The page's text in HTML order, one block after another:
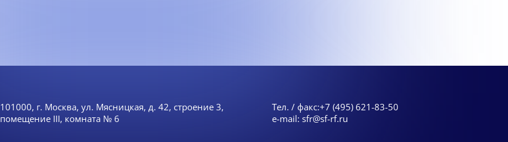
101000, г. Москва, ул. Мясницкая, д. 42, строение 3,
помещение III, комната № 6
Тел. / факс:+7 (495) 621-83-50
e-mail: sfr@sf-rf.ru